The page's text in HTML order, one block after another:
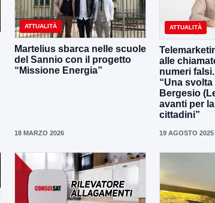
ATTUALITÀ
Martelius sbarca nelle scuole
del Sannio con il progetto
“Missione Energia”
18 MARZO 2026
ATTUALITÀ
alle
numeri
“Una
Bergesio
avanti per
cittadini”
19 AGOSTO 2025